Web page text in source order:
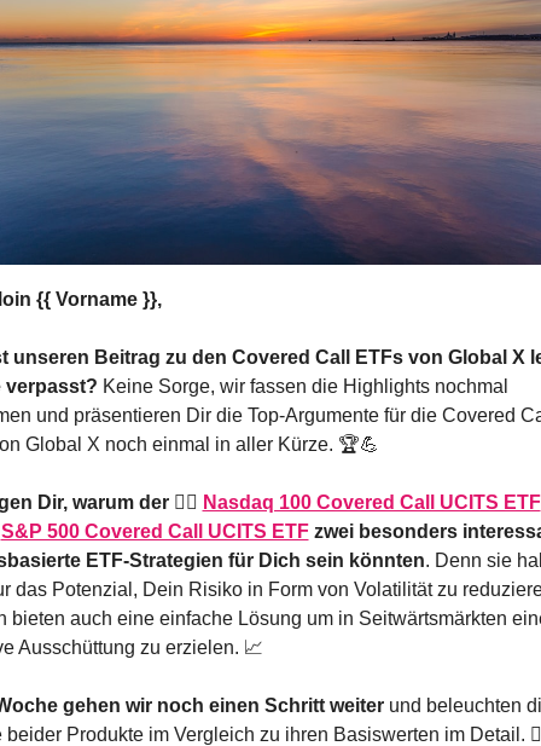
{{ Vorname }},
unseren Beitrag zu den Covered Call ETFs von Global X
verpasst? Keine Sorge, wir fassen die Highlights nochmal
und präsentieren Dir die Top-Argumente für die Covered
Global X noch einmal in aller Kürze. 🏆💪
Dir, warum der 👉🏻 Nasdaq 100 Covered Call UCITS ETF
S&P 500 Covered Call UCITS ETF zwei besonders
ETF-Strategien für Dich sein könnten. Denn sie
das Potenzial, Dein Risiko in Form von Volatilität zu
bieten auch eine einfache Lösung um in Seitwärtsmärkten
Ausschüttung zu erzielen. 📈
gehen wir noch einen Schritt weiter und beleuchten
beider Produkte im Vergleich zu ihren Basiswerten im Detail.